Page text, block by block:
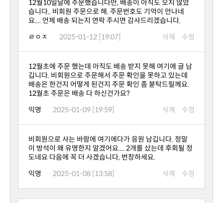
요.... 언제 배송 되는지 연락 주시면 감사드리겠습니다.
ㄹㅇㅈ
2025-01-12 [19:07] 삭제 수정
12월초 주문은 배송 다 하신건가요?
익명
2025-01-09 [19:59] 삭제 수정
도네요 다음에 꼭 더 사겠습니다, 번창하세요.
익명
2025-01-08 [13:58] 삭제 수정